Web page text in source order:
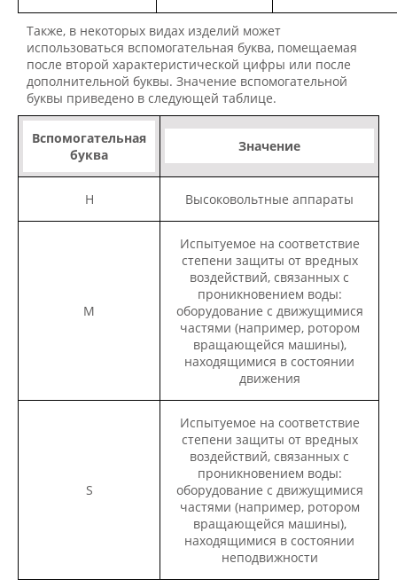
Также, в некоторых видах изделий может
использоваться вспомогательная буква, помещаемая
после второй характеристической цифры или после
дополнительной буквы. Значение вспомогательной
буквы приведено в следующей таблице.
Вспомогательная
буква
Значение
Н Высоковольтные аппараты
M
Испытуемое на соответствие
степени защиты от вредных
воздействий, связанных с
проникновением воды:
оборудование с движущимися
частями (например, ротором
вращающейся машины),
находящимися в состоянии
движения
S
Испытуемое на соответствие
степени защиты от вредных
воздействий, связанных с
проникновением воды:
оборудование с движущимися
частями (например, ротором
вращающейся машины),
находящимися в состоянии
неподвижности